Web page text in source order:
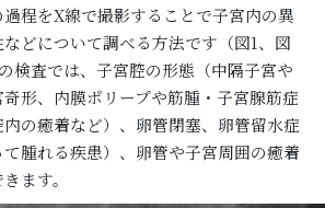
程をX線で撮影することで子宮内の異
どについて調べる方法です（図1、図
検査では、子宮腔の形態（中隔子宮や
形、内膜ポリープや筋腫・子宮腺筋症
の癒着など）、卵管閉塞、卵管留水症
て腫れる疾患）、卵管や子宮周囲の癒着
ます。